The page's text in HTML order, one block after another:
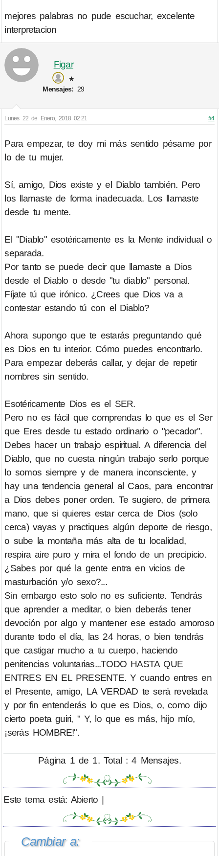
mejores palabras no pude escuchar, excelente
interpretacion
Figar
★
Mensajes: 29
Lunes 22 de Enero, 2018 02:21 #4
Para empezar, te doy mi más sentido pésame por
lo de tu mujer.
Sí, amigo, Dios existe y el Diablo también. Pero
los llamaste de forma inadecuada. Los llamaste
desde tu mente.
El "Diablo" esotéricamente es la Mente individual o
separada.
Por tanto se puede decir que llamaste a Dios
desde el Diablo o desde "tu diablo" personal.
Fíjate tú que irónico. ¿Crees que Dios va a
contestar estando tú con el Diablo?
Ahora supongo que te estarás preguntando qué
es Dios en tu interior. Cómo puedes encontrarlo.
Para empezar deberás callar, y dejar de repetir
nombres sin sentido.
Esotéricamente Dios es el SER.
Pero no es fácil que comprendas lo que es el Ser
que Eres desde tu estado ordinario o "pecador".
Debes hacer un trabajo espiritual. A diferencia del
Diablo, que no cuesta ningún trabajo serlo porque
lo somos siempre y de manera inconsciente, y
hay una tendencia general al Caos, para encontrar
a Dios debes poner orden. Te sugiero, de primera
mano, que si quieres estar cerca de Dios (solo
cerca) vayas y practiques algún deporte de riesgo,
o sube la montaña más alta de tu localidad,
respira aire puro y mira el fondo de un precipicio.
¿Sabes por qué la gente entra en vicios de
masturbación y/o sexo?...
Sin embargo esto solo no es suficiente. Tendrás
que aprender a meditar, o bien deberás tener
devoción por algo y mantener ese estado amoroso
durante todo el día, las 24 horas, o bien tendrás
que castigar mucho a tu cuerpo, haciendo
penitencias voluntarias...TODO HASTA QUE
ENTRES EN EL PRESENTE. Y cuando entres en
el Presente, amigo, LA VERDAD te será revelada
y por fin entenderás lo que es Dios, o, como dijo
cierto poeta guiri, " Y, lo que es más, hijo mío,
¡serás HOMBRE!".
Página 1 de 1. Total : 4 Mensajes.
Este tema está: Abierto |
Cambiar a: